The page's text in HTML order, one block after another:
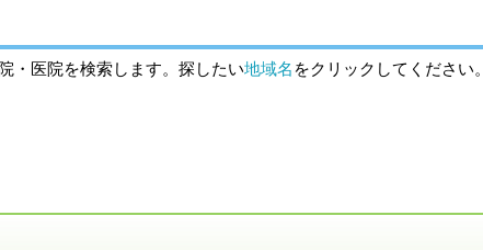
・医院を検索します。探したい地域名 をクリックしてください。